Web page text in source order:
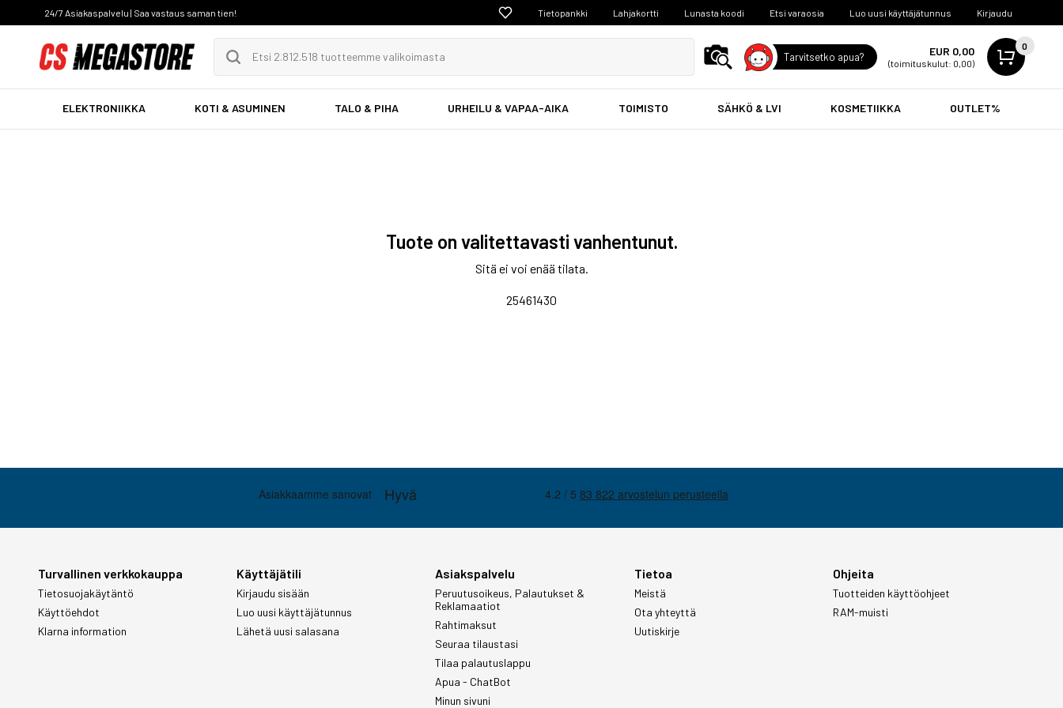
24/7 Asiakaspalvelu | Saa vastaus saman tien! Tietopankki Lahjakortti Lunasta koodi Etsi varaosia Luo uusi käyttäjätunnus Kirjaudu
Tarvitsetko apua? EUR 0,00
(toimituskulut: 0,00)
0
ELEKTRONIIKKA KOTI & ASUMINEN TALO & PIHA URHEILU & VAPAA-AIKA TOIMISTO SÄHKÖ & LVI KOSMETIIKKA OUTLET%
Tuote on valitettavasti vanhentunut.
Sitä ei voi enää tilata.
25461430
Turvallinen verkkokauppa
Tietosuojakäytäntö
Käyttöehdot
Klarna information
Käyttäjätili
Kirjaudu sisään
Luo uusi käyttäjätunnus
Lähetä uusi salasana
Asiakspalvelu
Peruutusoikeus, Palautukset &
Reklamaatiot
Rahtimaksut
Seuraa tilaustasi
Tilaa palautuslappu
Apua - ChatBot
Minun sivuni
Tietoa
Meistä
Ota yhteyttä
Uutiskirje
Ohjeita
Tuotteiden käyttöohjeet
RAM-muisti